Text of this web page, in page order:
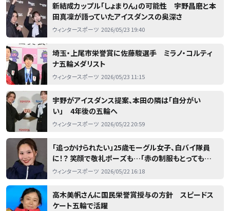
新結成カップル「しょまりん」の可能性 宇野昌磨と本
田真凜が語っていたアイスダンスの奥深さ
ウィンタースポーツ 2026/05/23 19:40
埼玉・上尾市栄誉賞に佐藤駿選手 ミラノ・コルティ
ナ五輪メダリスト
ウィンタースポーツ 2026/05/23 11:15
宇野がアイスダンス提案、本田の隣は「自分がい
い」 4年後の五輪へ
ウィンタースポーツ 2026/05/22 20:59
「追っかけられたい」25歳モーグル女子、白バイ隊員
に！？ 笑顔で敬礼ポーズも…「赤の制服もとってもお
似合いですね！」
ウィンタースポーツ 2026/05/22 16:18
高木美帆さんに国民栄誉賞授与の方針 スピードス
ケート五輪で活躍